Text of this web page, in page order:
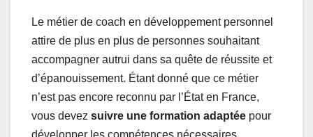
Le métier de coach en développement personnel
attire de plus en plus de personnes souhaitant
accompagner autrui dans sa quête de réussite et
d’épanouissement. Étant donné que ce métier
n’est pas encore reconnu par l’État en France,
vous devez suivre une formation adaptée pour
développer les compétences nécessaires.